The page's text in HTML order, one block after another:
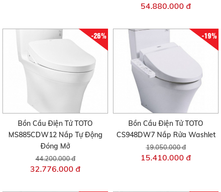
54.880.000 đ
-26%
Bồn Cầu Điện Tử TOTO
MS885CDW12 Nắp Tự Động
Đóng Mở
44.200.000 đ
32.776.000 đ
-19%
Bồn Cầu Điện Tử TOTO
CS948DW7 Nắp Rửa Washlet
19.050.000 đ
15.410.000 đ